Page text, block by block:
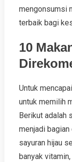
mengonsumsi
terbaik bagi
10
Untuk
untuk memilih
Berikut adalah
menjadi bagian
sayuran hijau
banyak